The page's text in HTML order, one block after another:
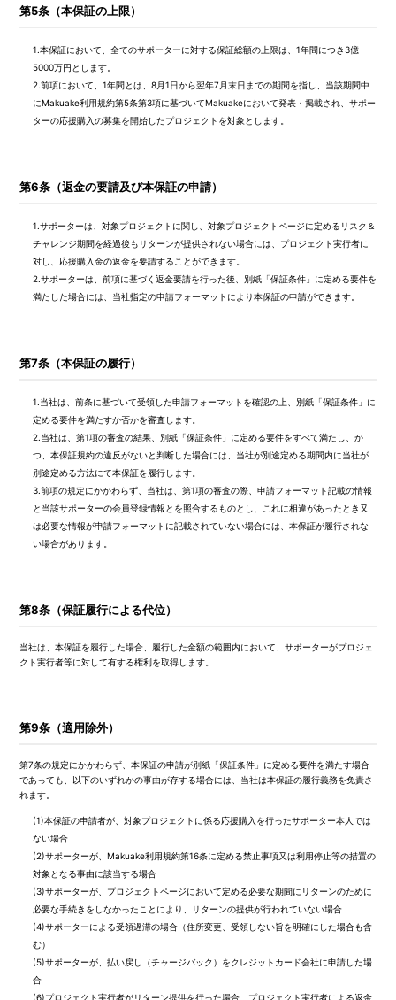
第5条（本保証の上限）
1.本保証において、全てのサポーターに対する保証総額の上限は、1年間につき3億
5000万円とします。
2.前項において、1年間とは、8月1日から翌年7月末日までの期間を指し、当該期間中
にMakuake利用規約第5条第3項に基づいてMakuakeにおいて発表・掲載され、サポー
ターの応援購入の募集を開始したプロジェクトを対象とします。
第6条（返金の要請及び本保証の申請）
1.サポーターは、対象プロジェクトに関し、対象プロジェクトページに定めるリスク＆
チャレンジ期間を経過後もリターンが提供されない場合には、プロジェクト実行者に
対し、応援購入金の返金を要請することができます。
2.サポーターは、前項に基づく返金要請を行った後、別紙「保証条件」に定める要件を
満たした場合には、当社指定の申請フォーマットにより本保証の申請ができます。
第7条（本保証の履行）
1.当社は、前条に基づいて受領した申請フォーマットを確認の上、別紙「保証条件」に
定める要件を満たすか否かを審査します。
2.当社は、第1項の審査の結果、別紙「保証条件」に定める要件をすべて満たし、か
つ、本保証規約の違反がないと判断した場合には、当社が別途定める期間内に当社が
別途定める方法にて本保証を履行します。
3.前項の規定にかかわらず、当社は、第1項の審査の際、申請フォーマット記載の情報
と当該サポーターの会員登録情報とを照合するものとし、これに相違があったとき又
は必要な情報が申請フォーマットに記載されていない場合には、本保証が履行されな
い場合があります。
第8条（保証履行による代位）
当社は、本保証を履行した場合、履行した金額の範囲内において、サポーターがプロジェ
クト実行者等に対して有する権利を取得します。
第9条（適用除外）
第7条の規定にかかわらず、本保証の申請が別紙「保証条件」に定める要件を満たす場合
であっても、以下のいずれかの事由が存する場合には、当社は本保証の履行義務を免責さ
れます。
(1)本保証の申請者が、対象プロジェクトに係る応援購入を行ったサポーター本人では
ない場合
(2)サポーターが、Makuake利用規約第16条に定める禁止事項又は利用停止等の措置の
対象となる事由に該当する場合
(3)サポーターが、プロジェクトページにおいて定める必要な期間にリターンのために
必要な手続きをしなかったことにより、リターンの提供が行われていない場合
(4)サポーターによる受領遅滞の場合（住所変更、受領しない旨を明確にした場合も含
む）
(5)サポーターが、払い戻し（チャージバック）をクレジットカード会社に申請した場
合
(6)プロジェクト実行者がリターン提供を行った場合、プロジェクト実行者による返金